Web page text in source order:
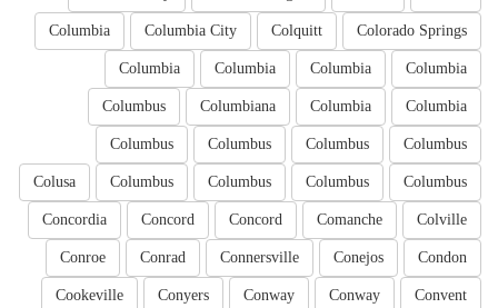
Colorado Springs
Colquitt
Columbia City
Columbia
Columbia
Columbia
Columbia
Columbia
Columbia
Columbia
Columbiana
Columbus
Columbus
Columbus
Columbus
Columbus
Columbus
Columbus
Columbus
Columbus
Colusa
Colville
Comanche
Concord
Concord
Concordia
Condon
Conejos
Connersville
Conrad
Conroe
Convent
Conway
Conway
Conyers
Cookeville